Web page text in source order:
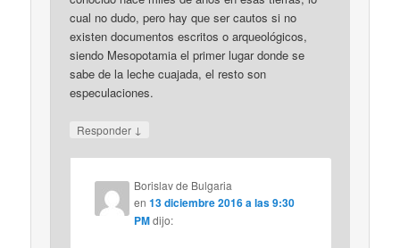
cual no dudo, pero hay que ser cautos si no
existen documentos escritos o arqueológicos,
siendo Mesopotamia el primer lugar donde se
sabe de la leche cuajada, el resto son
especulaciones.
Responder ↓
Borislav de Bulgaria
en13 diciembre 2016 a las 9:30
PM dijo: